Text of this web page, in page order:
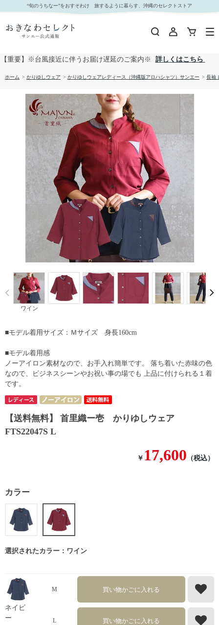
【送料無料】 首里織ー壱 かりゆしウェア FTS22047S L｜おきなわセレクト サンエー公式通
販
“旬のうちなー”をおすそわけ 旅するように暮らす、沖縄のセレクトストア
【重要】※台風接近に伴うお届け遅延のご案内※ 詳しくはこちら
ホーム > かりゆしウェア > かりゆしウェアレディース（沖縄版アロハシャツ）サンエー > 長袖
ワイン
Prev
【送料無料】 首里織ー壱 かりゆしウェア
FTS22047S L
￥ 17,600 （税込）
カラー
選択されたカラー：ワイン
ネイビ
ー
M 買い物かごに入れる
L 買い物かごに入れる
■モデル着用サイズ：Ｍサイズ 身長160cm
■モデル着用感
ノーアイロン素材なので、お手入れ簡単です。 落ち着いた赤味の色
なので、ビジネスシーンやお祝い事の場でも 上品に付けられる１着
です。